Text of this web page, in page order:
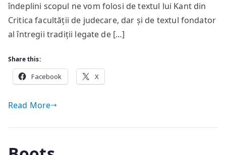
îndeplini scopul ne vom folosi de textul lui Kant din
Critica facultății de judecare, dar și de textul fondator
al întregii tradiții legate de […]
Share this:
Facebook X
Read More